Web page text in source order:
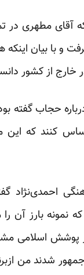
آقای مطهری در
و با بیان
خارج از کشور
حجاب گفته
کنند که
احمدی‌نژاد
نمونه بارز آن
اسلامی
رئیس